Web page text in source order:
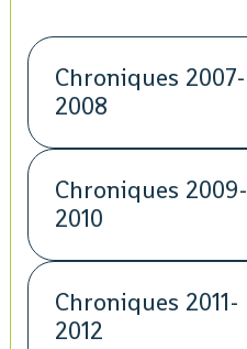
Chroniques 2007-
2008
Chroniques 2009-
2010
Chroniques 2011-
2012